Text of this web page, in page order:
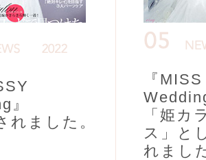
』
れました。
『MISS
「姫カ
ス」と
れまし